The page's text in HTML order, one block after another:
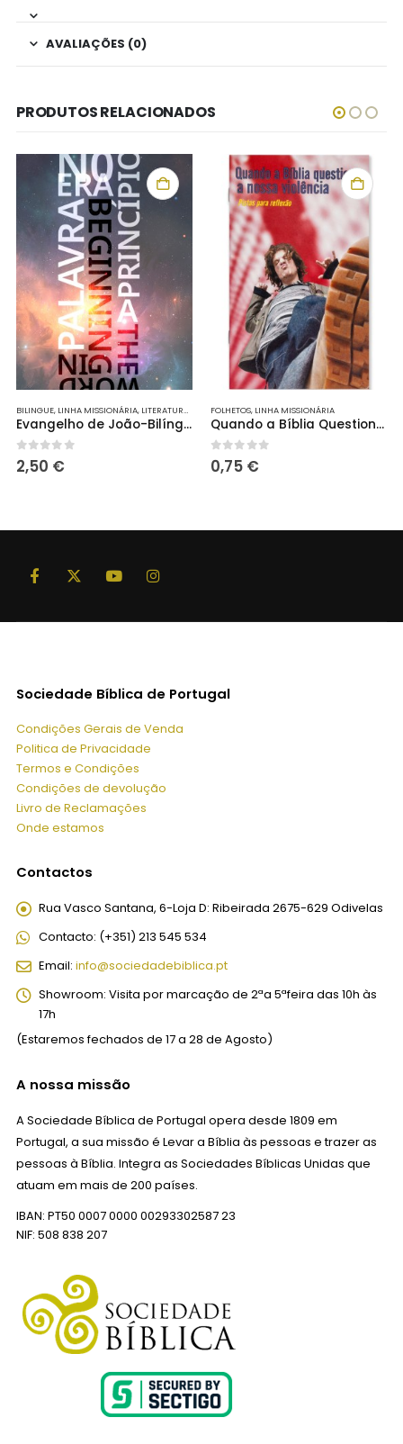
AVALIAÇÕES (0)
PRODUTOS RELACIONADOS
BILINGUE, LINHA MISSIONÁRIA, LITERATURA BÍBLICA ,PORÇÕES,PORÇÕES
Evangelho de João-Bilíngue (Português/Inglês)
0 out of 5
2,50 €
FOLHETOS, LINHA MISSIONÁRIA
Quando a Bíblia Questiona a Nossa Violência – Brochura
0 out of 5
0,75 €
Sociedade Bíblica de Portugal
Condições Gerais de Venda
Politica de Privacidade
Termos e Condições
Condições de devolução
Livro de Reclamações
Onde estamos
Contactos
Rua Vasco Santana, 6-Loja D: Ribeirada 2675-629 Odivelas
Contacto: (+351) 213 545 534
Email: info@sociedadebiblica.pt
Showroom: Visita por marcação de 2ªa 5ªfeira das 10h às
17h
(Estaremos fechados de 17 a 28 de Agosto)
A nossa missão
A Sociedade Bíblica de Portugal opera desde 1809 em
Portugal, a sua missão é Levar a Bíblia às pessoas e trazer as
pessoas à Bíblia. Integra as Sociedades Bíblicas Unidas que
atuam em mais de 200 países.
IBAN: PT50 0007 0000 00293302587 23
NIF: 508 838 207